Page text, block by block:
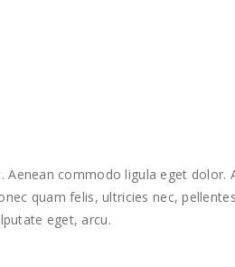
commodo ligula eget dolor.
quam felis, ultricies nec,
eget, arcu.